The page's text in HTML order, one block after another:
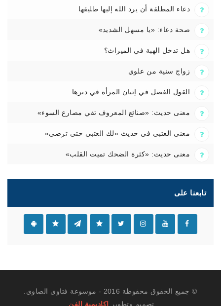
دعاء المطلقة أن يرد الله إليها طليقها
صحة دعاء: «يا مسهل الشديد»
هل تدخل الهبة في الميراث؟
زواج سنية من علوي
القول الفصل في إتيان المرأة في دبرها
معنى حديث: «صنائع المعروف تقي مصارع السوء»
معنى العتبى في حديث «لك العتبى حتى ترضى»
معنى حديث: «كثرة الضحك تميت القلب»
تابعنا على
© جميع الحقوق محفوظة 2016 - موسوعة فتاوى الصاوي.
تصميم وتطوير
اكاديمية الفن